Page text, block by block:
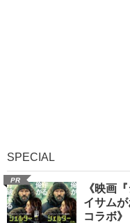
SPECIAL
PR
《映画
イサムが
コラボ》